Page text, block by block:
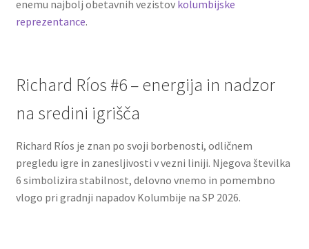
enemu najbolj obetavnih vezistov kolumbijske
reprezentance.
Richard Ríos #6 – energija in nadzor
na sredini igrišča
Richard Ríos je znan po svoji borbenosti, odličnem
pregledu igre in zanesljivosti v vezni liniji. Njegova številka
6 simbolizira stabilnost, delovno vnemo in pomembno
vlogo pri gradnji napadov Kolumbije na SP 2026.